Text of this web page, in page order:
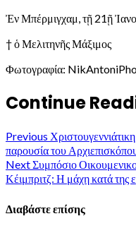
Ἐν Μπέρμιγχαμ, τῇ 21ῇ
† ὁ Μελιτηνῆς Μάξιμος
Φωτογραφία:
Continue
Previous
παρουσία του
NextΣυμπόσιο
Κέιμπριτζ: Η μάχη κατά της
Διαβάστε επίσης